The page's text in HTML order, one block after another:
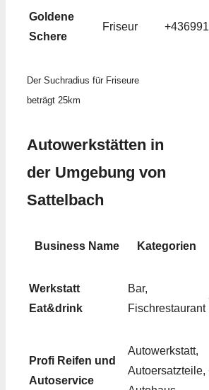
Goldene
Schere
Friseur
Der Suchradius für Friseure
beträgt 25km
Autowerkstätten in
der Umgebung von
Sattelbach
Business Name Kategorien
Werkstatt
Eat&drink
Bar,
Fischrestaurant
Profi Reifen und
Autoservice
Autowerkstatt,
Autoersatzteile,